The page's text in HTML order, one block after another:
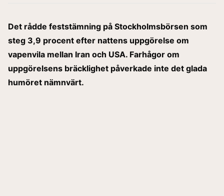
Det rådde feststämning på Stockholmsbörsen som
steg 3,9 procent efter nattens uppgörelse om
vapenvila mellan Iran och USA. Farhågor om
uppgörelsens bräcklighet påverkade inte det glada
humöret nämnvärt.